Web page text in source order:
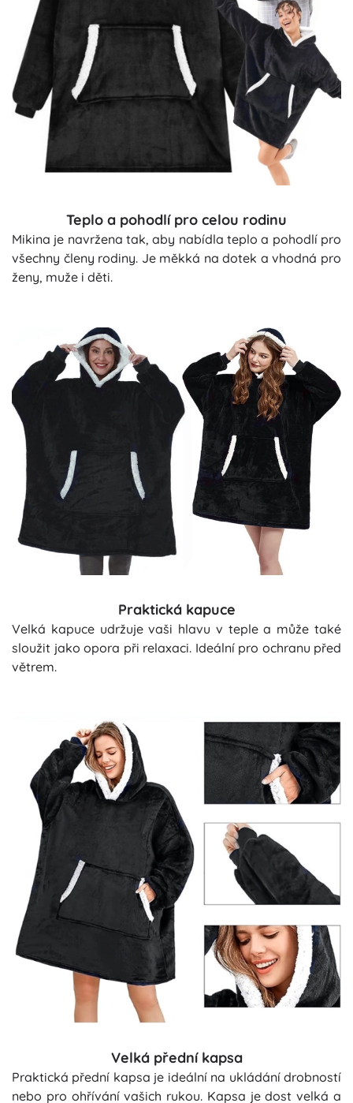
Teplo a pohodlí pro celou rodinu
Mikina je navržena tak, aby nabídla teplo a pohodlí pro
všechny členy rodiny. Je měkká na dotek a vhodná pro
ženy, muže i děti.
Praktická kapuce
Velká kapuce udržuje vaši hlavu v teple a může také
sloužit jako opora při relaxaci. Ideální pro ochranu před
větrem.
Velká přední kapsa
Praktická přední kapsa je ideální na ukládání drobností
nebo pro ohřívání vašich rukou. Kapsa je dost velká a